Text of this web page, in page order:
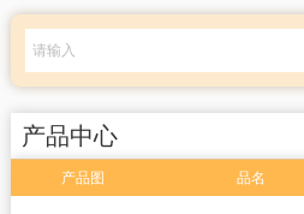
产品中心
服务支持
关于我们
产品中心
红外热成像仪
产品图 品名